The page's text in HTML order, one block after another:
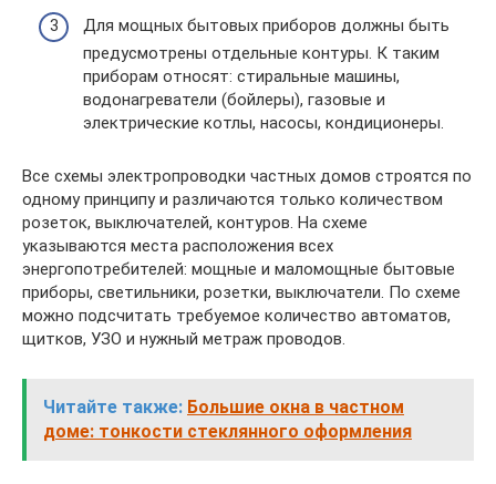
Для мощных бытовых приборов должны быть
предусмотрены отдельные контуры. К таким
приборам относят: стиральные машины,
водонагреватели (бойлеры), газовые и
электрические котлы, насосы, кондиционеры.
Все схемы электропроводки частных домов строятся по
одному принципу и различаются только количеством
розеток, выключателей, контуров. На схеме
указываются места расположения всех
энергопотребителей: мощные и маломощные бытовые
приборы, светильники, розетки, выключатели. По схеме
можно подсчитать требуемое количество автоматов,
щитков, УЗО и нужный метраж проводов.
Читайте также: Большие окна в частном
доме: тонкости стеклянного оформления